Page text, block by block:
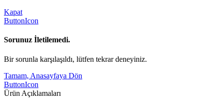
Kapat
ButtonIcon
Sorunuz İletilemedi.
Bir sorunla karşılaşıldı, lütfen tekrar deneyiniz.
Tamam, Anasayfaya Dön
ButtonIcon
Ürün Açıklamaları